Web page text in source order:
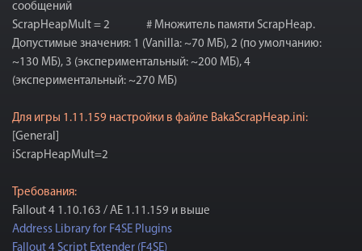
сообщений
ScrapHeapMult = 2 # Множитель памяти ScrapHeap.
Допустимые значения: 1 (Vanilla: ~70 МБ), 2 (по умолчанию:
~130 МБ), 3 (экспериментальный: ~200 МБ), 4
(экспериментальный: ~270 МБ)
Для игры 1.11.159 настройки в файле BakaScrapHeap.ini:
[General]
iScrapHeapMult=2
Требования:
Fallout 4 1.10.163 / АЕ 1.11.159 и выше
Address Library for F4SE Plugins
Fallout 4 Script Extender (F4SE)